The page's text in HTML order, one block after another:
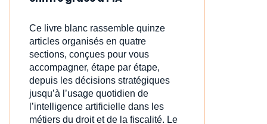
Ce livre blanc rassemble quinze
articles organisés en quatre
sections, conçues pour vous
accompagner, étape par étape,
depuis les décisions stratégiques
jusqu’à l’usage quotidien de
l’intelligence artificielle dans les
métiers du droit et de la fiscalité. Le